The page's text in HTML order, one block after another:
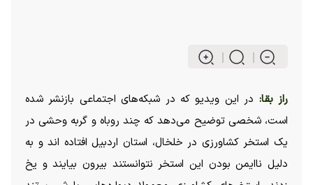
راز بقا: در این ویدیو که در شبکه‌های اجتماعی بازنشر شده
است، شخصی توضیح می‌دهد که چند روباه و گربه وحشی در
یک استخر کشاورزی در خلخال، استان اردبیل افتاده اند و به
دلیل ناایمن بودن این استخر نتوانستند بیرون بیایند و یخ